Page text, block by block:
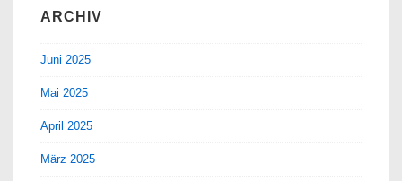
ARCHIV
Juni 2025
Mai 2025
April 2025
März 2025